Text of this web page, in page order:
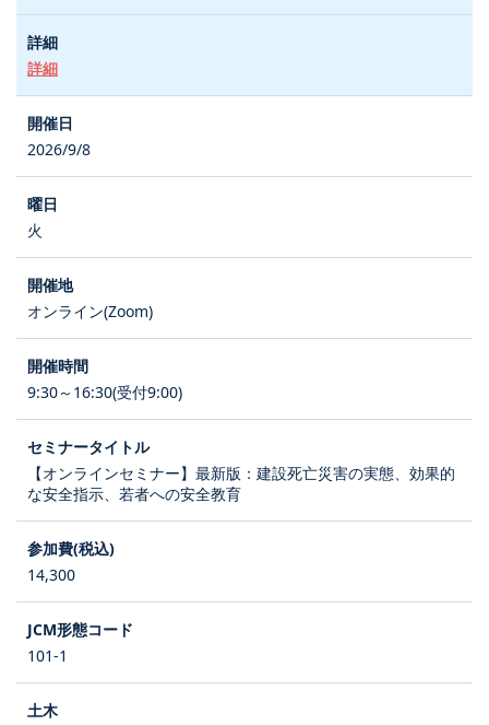
詳細
2026/9/8
火
オンライン(Zoom)
9:30～16:30(受付9:00)
【オンラインセミナー】最新版：建設死亡災害の実態、効果的
な安全指示、若者への安全教育
14,300
101-1